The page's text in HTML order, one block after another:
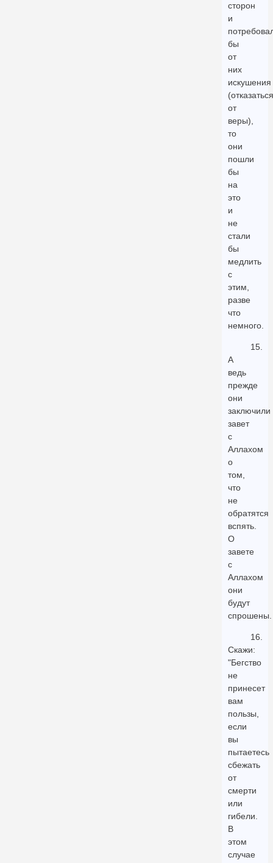
сторон
и
бы
от
них
искушения
(отказаться
от
веры),
то
они
пошли
бы
на
это
и
не
стали
бы
медлить
с
этим,
разве
что
немного.
15.
А
ведь
прежде
они
заключили
завет
с
Аллахом
о
том,
что
не
обратятся
вспять.
О
завете
с
Аллахом
они
будут
спрошены.
16.
Скажи:
"Бегство
не
принесет
вам
пользы,
если
вы
пытаетесь
сбежать
от
смерти
или
гибели.
В
этом
случае